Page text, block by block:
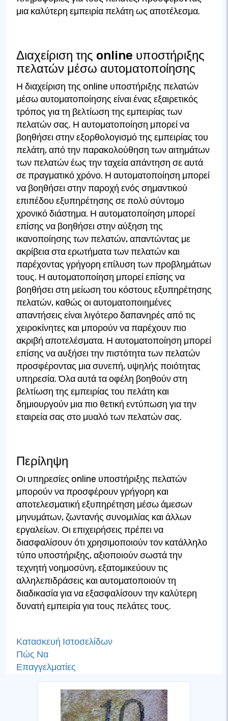
μια καλύτερη εμπειρία πελάτη ως αποτέλεσμα.
Διαχείριση της online υποστήριξης
πελατών μέσω αυτοματοποίησης
Η διαχείριση της online υποστήριξης πελατών
μέσω αυτοματοποίησης είναι ένας εξαιρετικός
τρόπος για τη βελτίωση της εμπειρίας των
πελατών σας. Η αυτοματοποίηση μπορεί να
βοηθήσει στην εξορθολογισμό της εμπειρίας του
πελάτη, από την παρακολούθηση των αιτημάτων
των πελατών έως την ταχεία απάντηση σε αυτά
σε πραγματικό χρόνο. Η αυτοματοποίηση μπορεί
να βοηθήσει στην παροχή ενός σημαντικού
επιπέδου εξυπηρέτησης σε πολύ σύντομο
χρονικό διάστημα. Η αυτοματοποίηση μπορεί
επίσης να βοηθήσει στην αύξηση της
ικανοποίησης των πελατών, απαντώντας με
ακρίβεια στα ερωτήματα των πελατών και
παρέχοντας γρήγορη επίλυση των προβλημάτων
τους. Η αυτοματοποίηση μπορεί επίσης να
βοηθήσει στη μείωση του κόστους εξυπηρέτησης
πελατών, καθώς οι αυτοματοποιημένες
απαντήσεις είναι λιγότερο δαπανηρές από τις
χειροκίνητες και μπορούν να παρέχουν πιο
ακριβή αποτελέσματα. Η αυτοματοποίηση μπορεί
επίσης να αυξήσει την πιστότητα των πελατών
προσφέροντας μια συνεπή, υψηλής ποιότητας
υπηρεσία. Όλα αυτά τα οφέλη βοηθούν στη
βελτίωση της εμπειρίας του πελάτη και
δημιουργούν μια πιο θετική εντύπωση για την
εταιρεία σας στο μυαλό των πελατών σας.
Περίληψη
Οι υπηρεσίες online υποστήριξης πελατών
μπορούν να προσφέρουν γρήγορη και
αποτελεσματική εξυπηρέτηση μέσω άμεσων
μηνυμάτων, ζωντανής συνομιλίας και άλλων
εργαλείων. Οι επιχειρήσεις πρέπει να
διασφαλίσουν ότι χρησιμοποιούν τον κατάλληλο
τύπο υποστήριξης, αξιοποιούν σωστά την
τεχνητή νοημοσύνη, εξατομικεύουν τις
αλληλεπιδράσεις και αυτοματοποιούν τη
διαδικασία για να εξασφαλίσουν την καλύτερη
δυνατή εμπειρία για τους πελάτες τους.
Κατασκευή Ιστοσελίδων
Πώς Να
Επαγγελματίες